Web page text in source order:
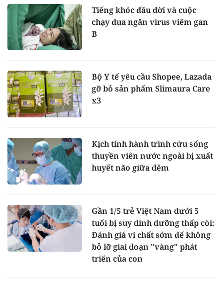
Tiếng khóc đầu đời và cuộc
chạy đua ngăn virus viêm gan
B
Bộ Y tế yêu cầu Shopee, Lazada
gỡ bỏ sản phẩm Slimaura Care
x3
Kịch tính hành trình cứu sống
thuyền viên nước ngoài bị xuất
huyết não giữa đêm
Gần 1/5 trẻ Việt Nam dưới 5
tuổi bị suy dinh dưỡng thấp còi:
Đánh giá vi chất sớm để không
bỏ lỡ giai đoạn "vàng" phát
triển của con